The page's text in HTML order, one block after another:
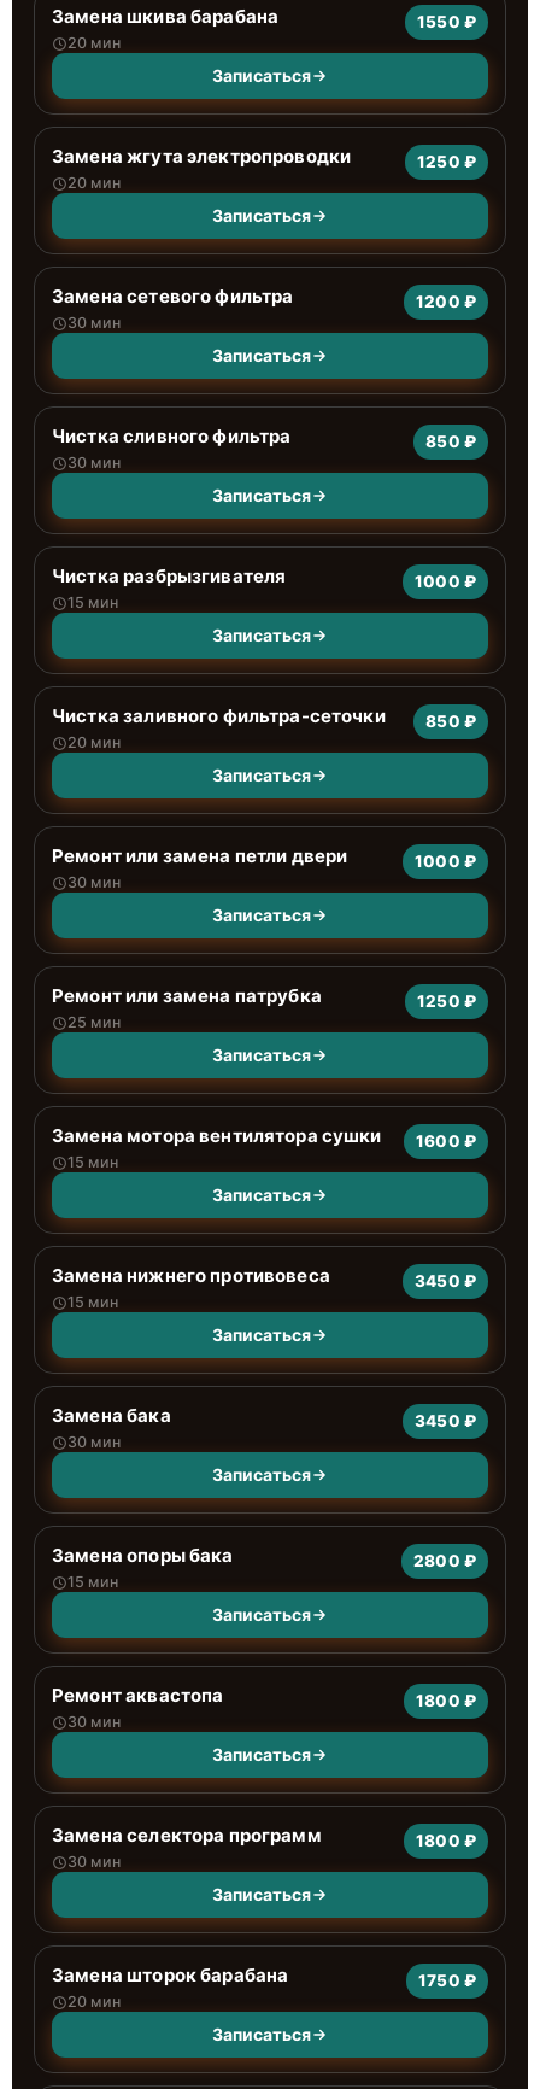
Замена шкива барабана
20 мин
1550 ₽
Записаться
Замена жгута электропроводки
20 мин
1250 ₽
Записаться
Замена сетевого фильтра
30 мин
1200 ₽
Записаться
Чистка сливного фильтра
30 мин
850 ₽
Записаться
Чистка разбрызгивателя
15 мин
1000 ₽
Записаться
Чистка заливного фильтра-сеточки
20 мин
850 ₽
Записаться
Ремонт или замена петли двери
30 мин
1000 ₽
Записаться
Ремонт или замена патрубка
25 мин
1250 ₽
Записаться
Замена мотора вентилятора сушки
15 мин
1600 ₽
Записаться
Замена нижнего противовеса
15 мин
3450 ₽
Записаться
Замена бака
30 мин
3450 ₽
Записаться
Замена опоры бака
15 мин
2800 ₽
Записаться
Ремонт аквастопа
30 мин
1800 ₽
Записаться
Замена селектора программ
30 мин
1800 ₽
Записаться
Замена шторок барабана
20 мин
1750 ₽
Записаться